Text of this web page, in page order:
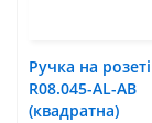
Ручка на
R08.045-AL-AB
(квадратна)